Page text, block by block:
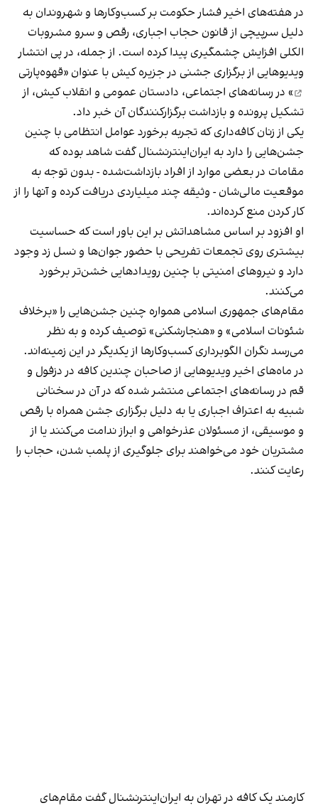
در هفته‌های اخیر فشار حکومت بر کسب‌وکارها و شهروندان به
دلیل سرپیچی از قانون حجاب اجباری، رقص و سرو مشروبات
الکلی افزایش چشمگیری پیدا کرده است. از جمله، در پی انتشار
ویدیوهایی از برگزاری جشنی در جزیره کیش با عنوان «قهوه‌پارتی
» در رسانه‌های اجتماعی، دادستان عمومی و انقلاب کیش، از
تشکیل پرونده و بازداشت برگزارکنندگان آن خبر داد.
یکی از زنان کافه‌داری که تجربه برخورد عوامل انتظامی با چنین
جشن‌هایی را دارد به ایران‌اینترنشنال گفت شاهد بوده که
مقامات در بعضی موارد از افراد بازداشت‌‌شده - بدون توجه به
موقعیت مالی‌شان - وثیقه چند میلیاردی دریافت کرده و آنها را از
کار کردن منع کرده‌اند.
او افزود بر اساس مشاهداتش بر این باور است که حساسیت
بیشتری روی تجمعات تفریحی با حضور جوان‌ها و نسل زد وجود
دارد و نیروهای امنیتی با چنین رویدادهایی خشن‌تر برخورد
می‌کنند.
مقام‌های جمهوری اسلامی همواره چنین جشن‌هایی را «برخلاف
شئونات اسلامی» و «هنجارشکنی» توصیف کرده و به نظر
می‌رسد نگران الگوبرداری کسب‌وکارها از یکدیگر در این زمینه‌اند.
در ماه‌های اخیر ویدیوهایی از صاحبان چندین کافه در دزفول و
قم در رسانه‌های اجتماعی منتشر شده که در آن در سخنانی
شبیه به اعتراف اجباری یا به دلیل برگزاری جشن همراه با رقص
و موسیقی، از مسئولان عذرخواهی و ابراز ندامت می‌کنند یا از
مشتریان خود می‌خواهند برای جلوگیری از پلمب شدن، حجاب را
رعایت کنند.
کارمند یک کافه در تهران به ایران‌اینترنشنال گفت مقام‌های